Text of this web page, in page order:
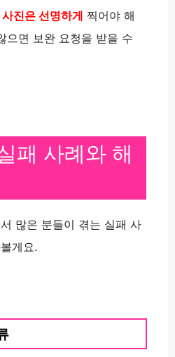
진은 선명하게 찍어야 해
으면 보완 요청을 받을 수
패 사례와 해
많은 분들이 겪는 실패 사
게요.